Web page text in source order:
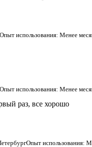
Опыт использования: Менее
Опыт использования: Менее
раз, все хорошо
Опыт использования: